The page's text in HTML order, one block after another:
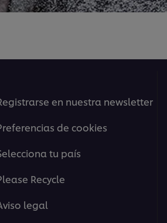
en nuestra newsletter
de cookies
tu país
Recycle
legal